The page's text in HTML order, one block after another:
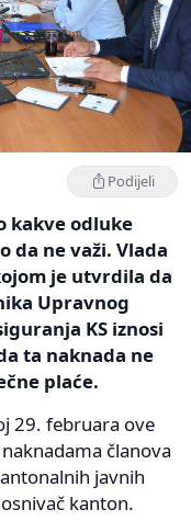
Podijeli
kakve odluke
da ne važi. Vlada
je utvrdila da
Upravnog
KS iznosi
ta naknada ne
plaće.
29. februara ove
članova
javnih
kanton.